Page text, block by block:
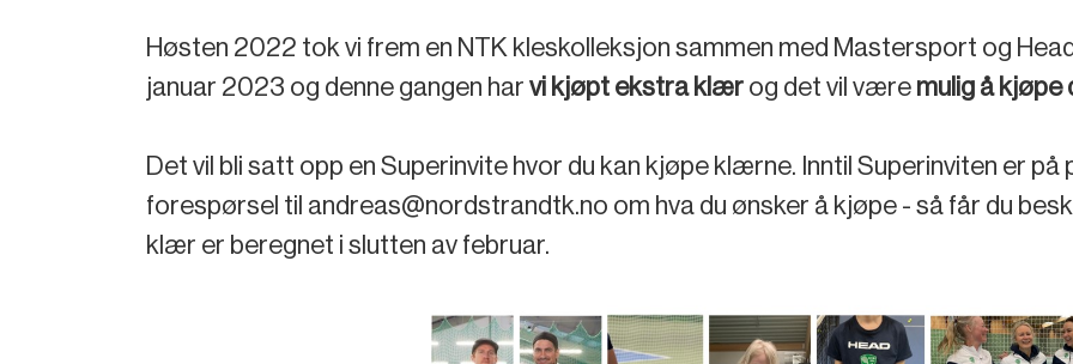
Høsten 2022 tok vi frem en NTK kleskolleksjon sammen med Mastersport og
januar 2023 og denne gangen har vi kjøpt ekstra klær og det vil være mulig å kjøpe
Det vil bli satt opp en Superinvite hvor du kan kjøpe klærne. Inntil Superinviten er på
forespørsel til andreas@nordstrandtk.no om hva du ønsker å kjøpe - så får du
klær er beregnet i slutten av februar.